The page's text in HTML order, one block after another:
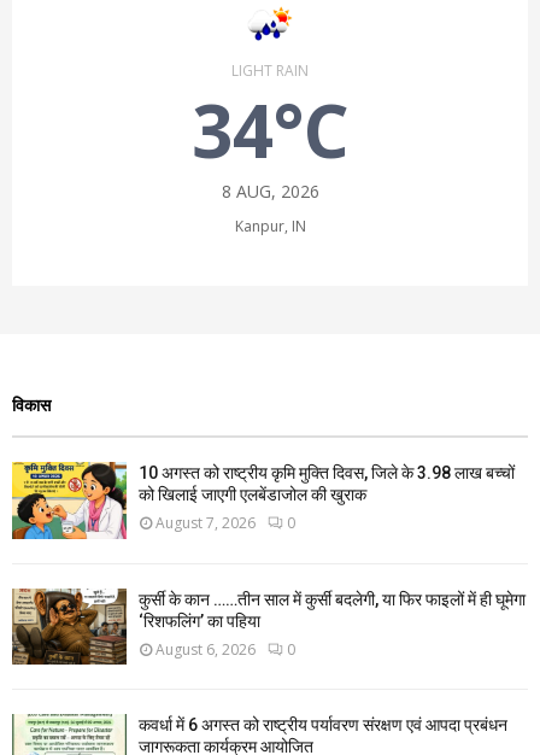
LIGHT RAIN
34°C
8 AUG, 2026
Kanpur, IN
विकास
10 अगस्त को राष्ट्रीय कृमि मुक्ति दिवस, जिले के 3.98 लाख बच्चों
को खिलाई जाएगी एलबेंडाजोल की खुराक
August 7, 2026 0
कुर्सी के कान ……तीन साल में कुर्सी बदलेगी, या फिर फाइलों में ही घूमेगा
‘रिशफलिंग’ का पहिया
August 6, 2026 0
कवर्धा में 6 अगस्त को राष्ट्रीय पर्यावरण संरक्षण एवं आपदा प्रबंधन
जागरूकता कार्यक्रम आयोजित